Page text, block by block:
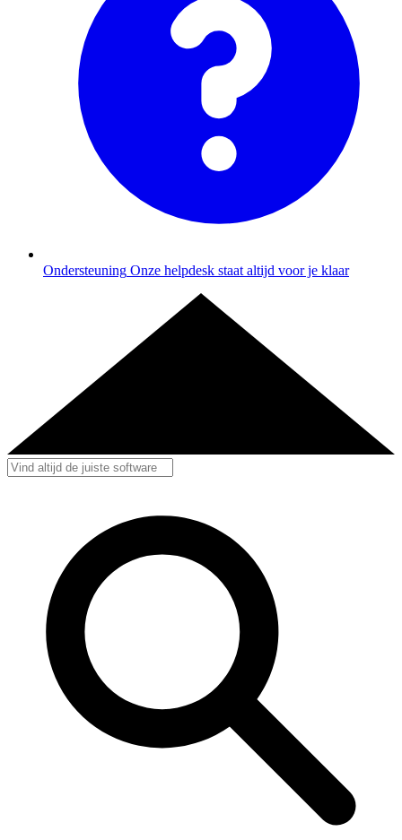
Ondersteuning Onze helpdesk staat altijd voor je klaar